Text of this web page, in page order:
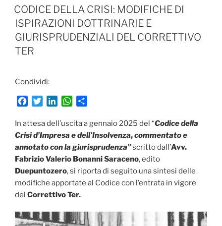
b
o
o
k
t
e
r
e
d
I
n
s
A
p
p
i
v
i
d
IL
CODICE DELLA CRISI: MODIFICHE DI
ISPIRAZIONI DOTTRINARIE E
GIURISPRUDENZIALI DEL CORRETTIVO
TER
Condividi:
c
e
b
o
k
i
t
t
e
r
n
k
e
W
a
t
s
A
p
n
d
i
d
i
In attesa dell’uscita a gennaio 2025 del “Codice della
Crisi d’Impresa e dell’Insolvenza,commentato e
annotato con la giurisprudenza”scritto dall’Avv.
Fabrizio Valerio Bonanni Saraceno, edito
Duepuntozero, si riporta di seguito una sintesi delle
modifiche apportate al Codice con l’entrata in vigore
del Correttivo Ter.